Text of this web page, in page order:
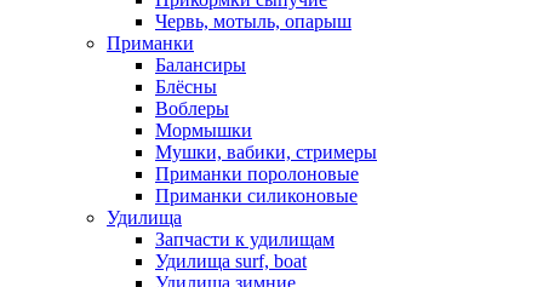
Червь, мотыль, опарыш
Приманки
Балансиры
Блёсны
Воблеры
Мормышки
Мушки, вабики, стримеры
Приманки поролоновые
Приманки силиконовые
Удилища
Запчасти к удилищам
Удилища surf, boat
Удилища зимние